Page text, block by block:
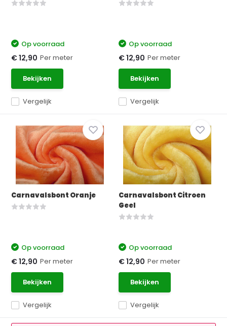
Vergelijk
Op voorraad
€ 12,90 Per meter
Bekijken
Vergelijk
Op voorraad
€ 12,90 Per meter
Bekijken
Carnavalsbont Oranje
Vergelijk
Op voorraad
€ 12,90 Per meter
Bekijken
Carnavalsbont Citroen
Geel
Vergelijk
Op voorraad
€ 12,90 Per meter
Bekijken